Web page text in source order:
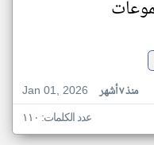
Jan 01, 2026
منذ ٧ أشهر
عدد الكلمات: ١١٠